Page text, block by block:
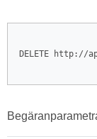
DELETE http://